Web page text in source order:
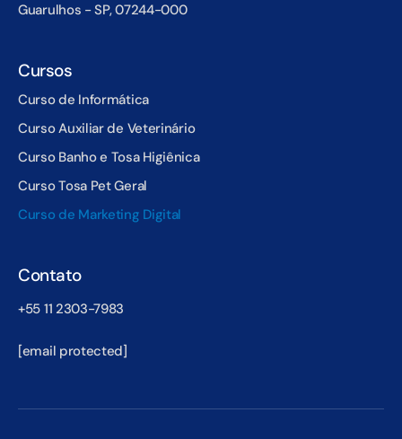
Guarulhos - SP, 07244-000
Cursos
Curso de Informática
Curso Auxiliar de Veterinário
Curso Banho e Tosa Higiênica
Curso Tosa Pet Geral
Curso de Marketing Digital
Contato
+55 11 2303-7983
[email protected]